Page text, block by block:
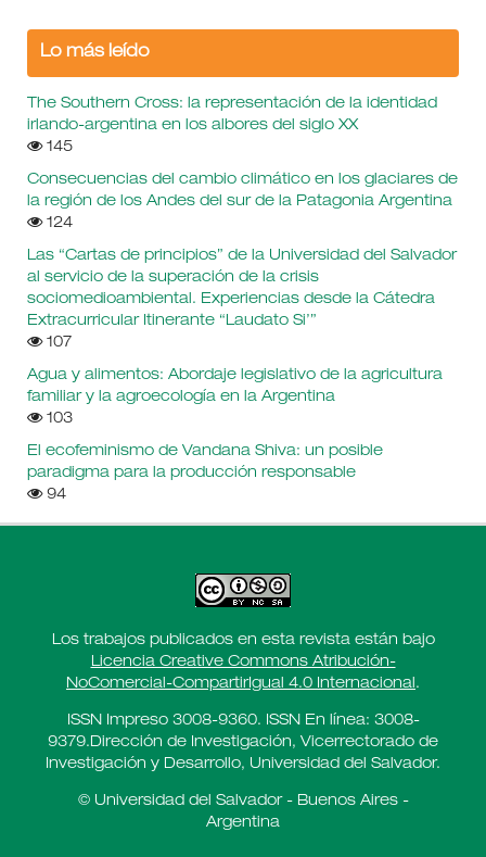
Lo más leído
The Southern Cross: la representación de la identidad
irlando-argentina en los albores del siglo XX
145
Consecuencias del cambio climático en los glaciares de
la región de los Andes del sur de la Patagonia Argentina
124
Las “Cartas de principios” de la Universidad del Salvador
al servicio de la superación de la crisis
sociomedioambiental. Experiencias desde la Cátedra
Extracurricular Itinerante “Laudato Si’”
107
Agua y alimentos: Abordaje legislativo de la agricultura
familiar y la agroecología en la Argentina
103
El ecofeminismo de Vandana Shiva: un posible
paradigma para la producción responsable
94
Los trabajos publicados en esta revista están bajo
Licencia Creative Commons Atribución-
NoComercial-CompartirIgual 4.0 Internacional.
ISSN Impreso 3008-9360. ISSN En línea: 3008-
9379.Dirección de Investigación, Vicerrectorado de
Investigación y Desarrollo, Universidad del Salvador.
© Universidad del Salvador - Buenos Aires -
Argentina